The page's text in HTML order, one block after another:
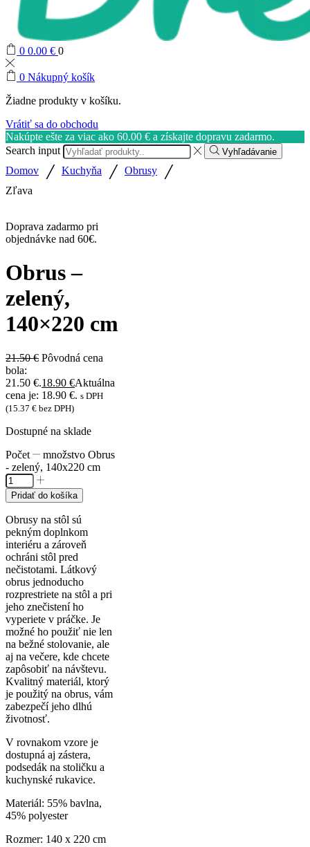
0 0.00 € 0
0 Nákupný košík
Žiadne produkty v košíku.
Vrátiť sa do obchodu
Nakúpte ešte za viac ako 60.00 € a získajte dopravu zadarmo.
Search input
Vyhľadávanie
Domov / Kuchyňa / Obrusy /
Zľava
Doprava zadarmo pri
objednávke nad 60€.
Obrus –
zelený,
140×220 cm
21.50€ Pôvodná cena
bola:
21.50 €.18.90 €Aktuálna
cena je: 18.90 €. s DPH
(15.37 € bez DPH)
Dostupné na sklade
množstvo Obrus
- zelený, 140x220 cm
Pridať do košíka
Obrusy na stôl sú
pekným doplnkom
interiéru a zároveň
ochráni stôl pred
nečistotami. Látkový
obrus jednoducho
rozprestriete na stôl a pri
jeho znečistení ho
vyperiete v práčke. Je
možné ho použiť nie len
na bežné stolovanie, ale
aj na večere, kde chcete
zapôsobiť na návštevu.
Kvalitný materiál, ktorý
je použitý na obrus, vám
zabezpečí jeho dlhú
životnosť.
V rovnakom vzore je
dostupná aj zástera,
podsedák na stoličku a
kuchynské rukavice.
Materiál: 55% bavlna,
45% polyester
Rozmer: 140 x 220 cm